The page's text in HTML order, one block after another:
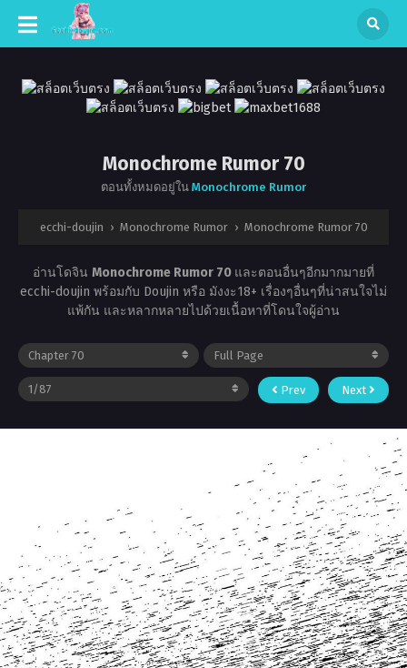
Monochrome Rumor 70
ตอนทั้งหมดอยู่ใน Monochrome Rumor
ecchi-doujin › Monochrome Rumor › Monochrome Rumor 70
อ่านโดจิน Monochrome Rumor 70 และตอนอื่นๆอีกมากมายที่
ecchi-doujin พร้อมกับ Doujin หรือ มังงะ18+ เรื่องๆอื่นๆที่น่าสนใจไม่
แพ้กัน และหลากหลายไปด้วยเนื้อหาที่โดนใจผู้อ่าน
Prev Next